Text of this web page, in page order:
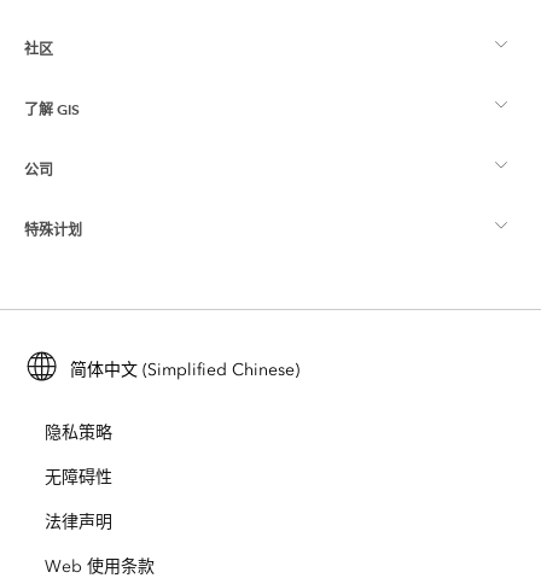
ArcGIS 概览
制图
Esri Store
社区
Esri 社区
ArcGIS 博客
Esri 年轻专家关系网
了解 GIS
什么是 GIS？
位置智能
培训
ArcUser
ArcNews
ArcWatch
公司
关于 Esri
招贤纳士
开放视野
业务行为准则
特殊计划
ArcGIS for Student Use
保护
教育
简体中文 (Simplified Chinese)
隐私策略
无障碍性
法律声明
Web 使用条款